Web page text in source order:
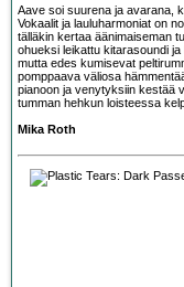
Aave soi suurena ja avarana,
Vokaalit ja lauluharmoniat on
tälläkin kertaa äänimaiseman
ohueksi leikattu kitarasoundi
mutta edes kumisevat
pomppaava väliosa
pianoon ja venytyksiin kestää
tumman hehkun loisteessa
Mika Roth